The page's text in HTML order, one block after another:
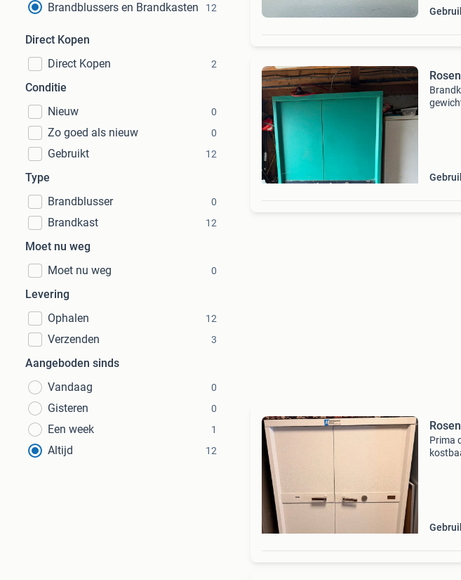
Brandblussers en Brandkasten
12
Direct Kopen
Direct Kopen
2
Conditie
Nieuw
0
Zo goed als nieuw 0
Gebruikt 12
Type
Brandblusser
0
Brandkast 12
Moet nu weg
Moet nu weg
0
Levering
Ophalen
12
Verzenden 3
Aangeboden sinds
Vandaag
0
Gisteren 0
Een week 1
Altijd 12
Prima